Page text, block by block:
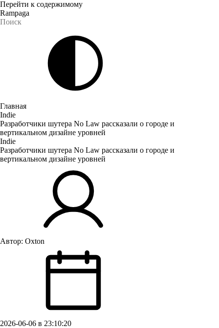
Перейти к содержимому
Rampaga
Главная
Indie
Разработчики шутера No Law рассказали о городе и
вертикальном дизайне уровней
Indie
Разработчики шутера No Law рассказали о городе и
вертикальном дизайне уровней
Автор: Oxton
2026-06-06 в 23:10:20